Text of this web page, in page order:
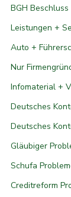
BGH Beschluss
Leistungen +
Auto +
Nur
Infomaterial +
Deutsches
Deutsches
Gläubiger
Schufa
Creditreform